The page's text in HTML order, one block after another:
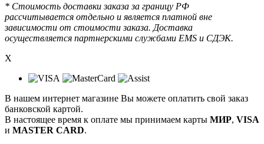
* Стоимость доставки заказа за границу РФ
рассчитывается отдельно и является платной вне
зависимости от стоимости заказа. Доставка
осуществляется партнерскими службами EMS и СДЭК.
X
В нашем интернет магазине Вы можете оплатить свой заказ
банковской картой.
В настоящее время к оплате мы принимаем карты МИР, VISA
и MASTER CARD.